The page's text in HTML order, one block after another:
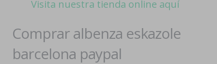
Visita nuestra tienda online aquí
Comprar albenza eskazole
barcelona paypal